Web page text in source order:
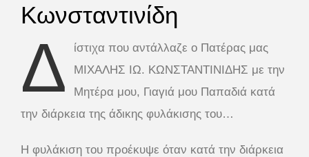
Κωνσταντινίδη
Δ
ίστιχα που αντάλλαζε ο Πατέρας μας
ΜΙΧΑΛΗΣ ΙΩ. ΚΩΝΣΤΑΝΤΙΝΙΔΗΣ με την
Μητέρα μου, Γιαγιά μου Παπαδιά κατά
την διάρκεια της άδικης φυλάκισης του…
Η φυλάκιση του προέκυψε όταν κατά την διάρκεια